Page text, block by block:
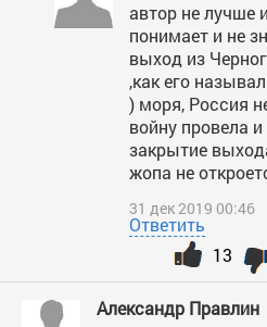
автор не лучше
понимает и не
выход из
,как его
) моря, Россия
войну провела
закрытие
жопа не
31 дек 2019 00:46
Ответить
13
Александр Правлин